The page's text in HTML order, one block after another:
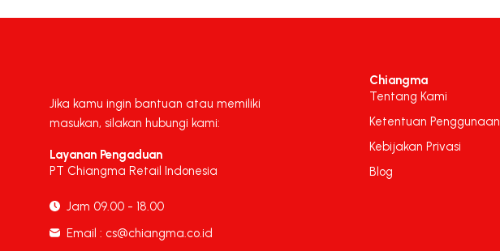
Jika kamu ingin bantuan atau memiliki
masukan, silakan hubungi kami:
Layanan Pengaduan
PT Chiangma Retail Indonesia
Jam 09.00 - 18.00
Email : cs@chiangma.co.id
Chiangma
Tentang Kami
Ketentuan Penggunaan
Kebijakan Privasi
Blog